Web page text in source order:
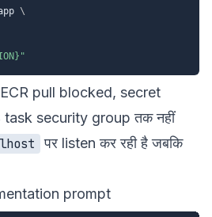
\
"
pull blocked, secret
security group तक नहीं
पर listen कर रही है जबकि
prompt